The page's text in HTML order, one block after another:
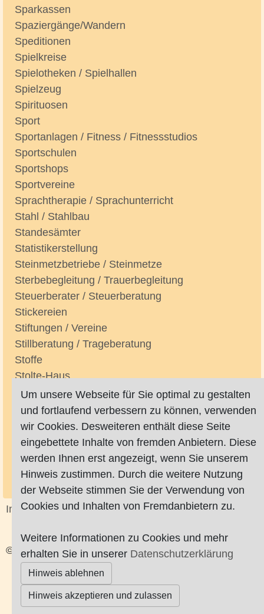
Sparkassen
Spaziergänge/Wandern
Speditionen
Spielkreise
Spielotheken / Spielhallen
Spielzeug
Spirituosen
Sport
Sportanlagen / Fitness / Fitnessstudios
Sportschulen
Sportshops
Sportvereine
Sprachtherapie / Sprachunterricht
Stahl / Stahlbau
Standesämter
Statistikerstellung
Steinmetzbetriebe / Steinmetze
Sterbebegleitung / Trauerbegleitung
Steuerberater / Steuerberatung
Stickereien
Stiftungen / Vereine
Stillberatung / Trageberatung
Stoffe
Stolte-Haus
Straßen
Strassen/-namen/-plan/-register
Stressmanagement
Sturmschädenbeseitigung
Styling
Supermärkte / Verbrauchermärkte
Suppenbars
Impressum|Datenschutz|AGB
© Worpswede24 2015-2026
Um unsere Webseite für Sie optimal zu gestalten
und fortlaufend verbessern zu können, verwenden
wir Cookies. Desweiteren enthält diese Seite
eingebettete Inhalte von fremden Anbietern. Diese
werden Ihnen erst angezeigt, wenn Sie unserem
Hinweis zustimmen. Durch die weitere Nutzung
der Webseite stimmen Sie der Verwendung von
Cookies und Inhalten von Fremdanbietern zu.
Weitere Informationen zu Cookies und mehr
erhalten Sie in unserer Datenschutzerklärung
Hinweis ablehnen
Hinweis akzeptieren und zulassen